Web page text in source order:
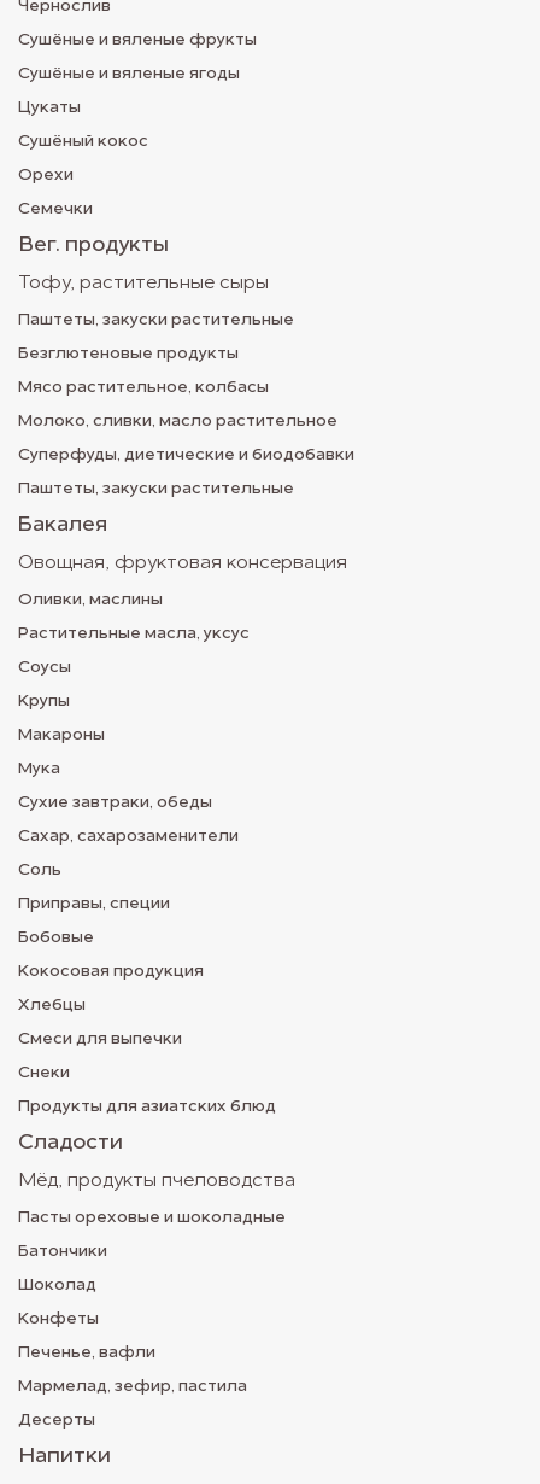
Чернослив
Сушёные и вяленые фрукты
Сушёные и вяленые ягоды
Цукаты
Сушёный кокос
Орехи
Семечки
Вег. продукты
Тофу, растительные сыры
Паштеты, закуски растительные
Безглютеновые продукты
Мясо растительное, колбасы
Молоко, сливки, масло растительное
Суперфуды, диетические и биодобавки
Паштеты, закуски растительные
Бакалея
Овощная, фруктовая консервация
Оливки, маслины
Растительные масла, уксус
Соусы
Крупы
Макароны
Мука
Сухие завтраки, обеды
Сахар, сахарозаменители
Соль
Приправы, специи
Бобовые
Кокосовая продукция
Хлебцы
Смеси для выпечки
Снеки
Продукты для азиатских блюд
Сладости
Мёд, продукты пчеловодства
Пасты ореховые и шоколадные
Батончики
Шоколад
Конфеты
Печенье, вафли
Мармелад, зефир, пастила
Десерты
Напитки